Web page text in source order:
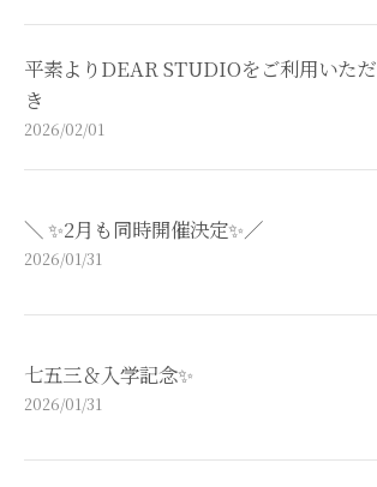
平素よりDEAR STUDIOをご利用いただ
き
2026/02/01
＼ ✨️2月も同時開催決定✨️／
2026/01/31
七五三＆入学記念✨️
2026/01/31